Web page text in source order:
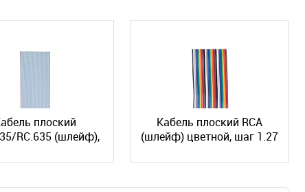
плоский
RC.635 (шлейф),
Кабель плоский RCA
(шлейф) цветной, шаг 1.27